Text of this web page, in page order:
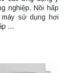
nghiệp. Nồi hấp
máy sử dụng hơi
…